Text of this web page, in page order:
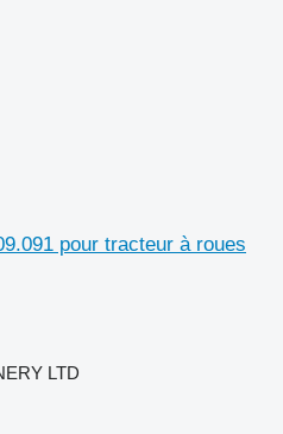
pour tracteur à roues
LTD